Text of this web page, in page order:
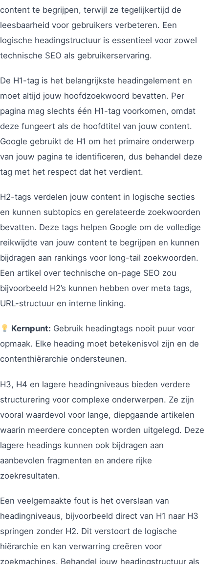
content te begrijpen, terwijl ze tegelijkertijd de
leesbaarheid voor gebruikers verbeteren. Een
logische headingstructuur is essentieel voor zowel
technische SEO als gebruikerservaring.
De H1-tag is het belangrijkste headingelement en
moet altijd jouw hoofdzoekwoord bevatten. Per
pagina mag slechts één H1-tag voorkomen, omdat
deze fungeert als de hoofdtitel van jouw content.
Google gebruikt de H1 om het primaire onderwerp
van jouw pagina te identificeren, dus behandel deze
tag met het respect dat het verdient.
H2-tags verdelen jouw content in logische secties
en kunnen subtopics en gerelateerde zoekwoorden
bevatten. Deze tags helpen Google om de volledige
reikwijdte van jouw content te begrijpen en kunnen
bijdragen aan rankings voor long-tail zoekwoorden.
Een artikel over technische on-page SEO zou
bijvoorbeeld H2’s kunnen hebben over meta tags,
URL-structuur en interne linking.
Kernpunt: Gebruik headingtags nooit puur voor
opmaak. Elke heading moet betekenisvol zijn en de
contenthiërarchie ondersteunen.
H3, H4 en lagere headingniveaus bieden verdere
structurering voor complexe onderwerpen. Ze zijn
vooral waardevol voor lange, diepgaande artikelen
waarin meerdere concepten worden uitgelegd. Deze
lagere headings kunnen ook bijdragen aan
aanbevolen fragmenten en andere rijke
zoekresultaten.
Een veelgemaakte fout is het overslaan van
headingniveaus, bijvoorbeeld direct van H1 naar H3
springen zonder H2. Dit verstoort de logische
hiërarchie en kan verwarring creëren voor
zoekmachines. Behandel jouw headingstructuur als